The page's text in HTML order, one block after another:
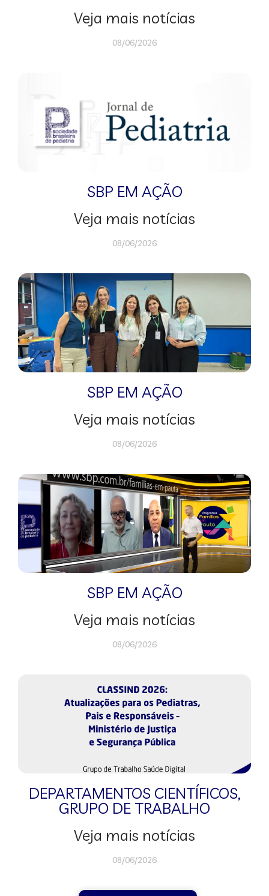
Veja mais notícias
08/06/2026
SBP EM AÇÃO
Veja mais notícias
08/06/2026
SBP EM AÇÃO
Veja mais notícias
08/06/2026
SBP EM AÇÃO
Veja mais notícias
08/06/2026
DEPARTAMENTOS CIENTÍFICOS,
GRUPO DE TRABALHO
Veja mais notícias
08/06/2026